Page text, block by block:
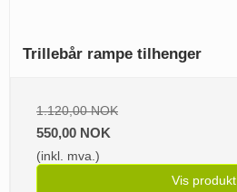
Trillebår rampe tilhenger
1.120,00 NOK
550,00 NOK
(inkl. mva.)
Vis produkt